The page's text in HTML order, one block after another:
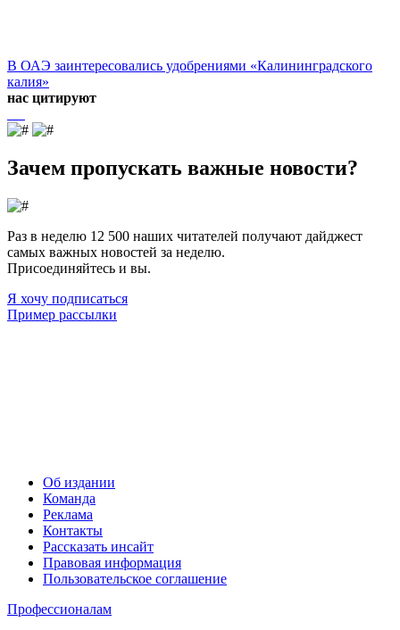
В ОАЭ заинтересовались удобрениями «Калининградского
калия»
нас цитируют
Зачем пропускать важные новости?
Раз в неделю 12 500 наших читателей получают дайджест
самых важных новостей за неделю.
Присоединяйтесь и вы.
Я хочу подписаться
Пример рассылки
Об издании
Команда
Реклама
Контакты
Рассказать инсайт
Правовая информация
Пользовательское соглашение
Профессионалам